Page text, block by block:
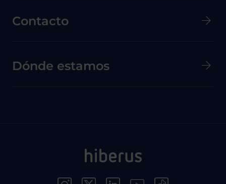
Contacto
Dónde estamos
Menú Redes Sociales